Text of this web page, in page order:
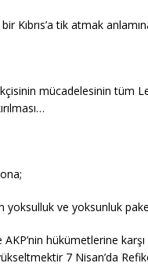
bir Kıbrıs’a tik atmak
mücadelesinin tüm
yoksulluk ve yoksunluk
AKP’nin hükümetlerine
7 Nisan’da